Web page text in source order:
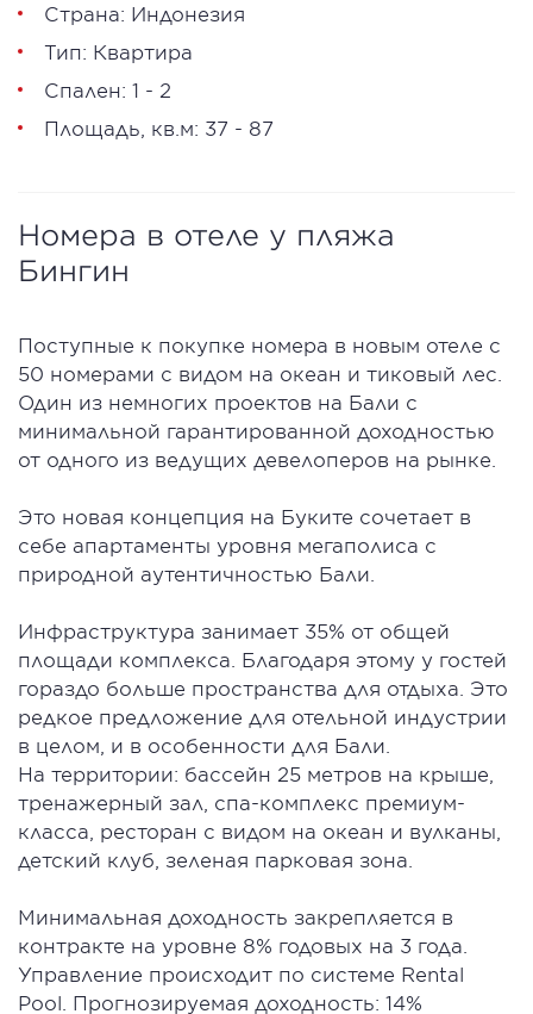
Страна: Индонезия
Тип: Квартира
Спален: 1 - 2
Площадь, кв.м: 37 - 87
Номера в отеле у пляжа
Бингин
Поступные к покупке номера в новым отеле с
50 номерами с видом на океан и тиковый лес.
Один из немногих проектов на Бали с
минимальной гарантированной доходностью
от одного из ведущих девелоперов на рынке.
Это новая концепция на Буките сочетает в
себе апартаменты уровня мегаполиса с
природной аутентичностью Бали.
Инфраструктура занимает 35% от общей
площади комплекса. Благодаря этому у гостей
гораздо больше пространства для отдыха. Это
редкое предложение для отельной индустрии
в целом, и в особенности для Бали.
На территории: бассейн 25 метров на крыше,
тренажерный зал, спа-комплекс премиум-
класса, ресторан с видом на океан и вулканы,
детский клуб, зеленая парковая зона.
Минимальная доходность закрепляется в
контракте на уровне 8% годовых на 3 года.
Управление происходит по системе Rental
Pool. Прогнозируемая доходность: 14%